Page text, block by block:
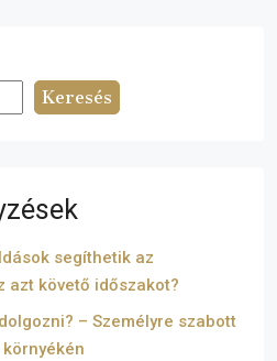
Keresés
segíthetik az
azt követő időszakot?
– Személyre szabott